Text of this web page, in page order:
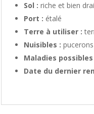
Sol :riche et bien
Port : étalé
Terre à utiliser :
Nuisibles :
Maladies possibles
Date du dernier